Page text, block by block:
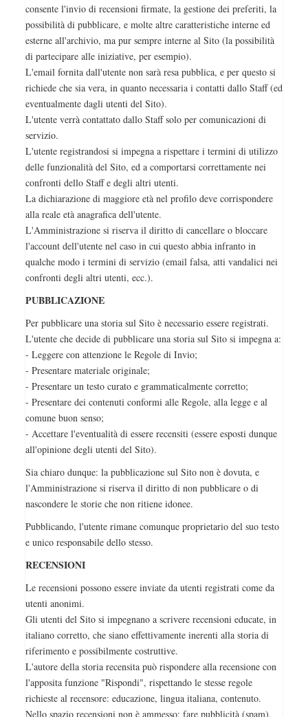
consente l'invio di recensioni firmate, la gestione dei preferiti, la
possibilità di pubblicare, e molte altre caratteristiche interne ed
esterne all'archivio, ma pur sempre interne al Sito (la possibilità
di partecipare alle iniziative, per esempio).
L'email fornita dall'utente non sarà resa pubblica, e per questo si
richiede che sia vera, in quanto necessaria i contatti dallo Staff (ed
eventualmente dagli utenti del Sito).
L'utente verrà contattato dallo Staff solo per comunicazioni di
servizio.
L'utente registrandosi si impegna a rispettare i termini di utilizzo
delle funzionalità del Sito, ed a comportarsi correttamente nei
confronti dello Staff e degli altri utenti.
La dichiarazione di maggiore età nel profilo deve corrispondere
alla reale età anagrafica dell'utente.
L'Amministrazione si riserva il diritto di cancellare o bloccare
l'account dell'utente nel caso in cui questo abbia infranto in
qualche modo i termini di servizio (email falsa, atti vandalici nei
confronti degli altri utenti, ecc.).
PUBBLICAZIONE
Per pubblicare una storia sul Sito è necessario essere registrati.
L'utente che decide di pubblicare una storia sul Sito si impegna a:
- Leggere con attenzione le Regole di Invio;
- Presentare materiale originale;
- Presentare un testo curato e grammaticalmente corretto;
- Presentare dei contenuti conformi alle Regole, alla legge e al
comune buon senso;
- Accettare l'eventualità di essere recensiti (essere esposti dunque
all'opinione degli utenti del Sito).
Sia chiaro dunque: la pubblicazione sul Sito non è dovuta, e
l'Amministrazione si riserva il diritto di non pubblicare o di
nascondere le storie che non ritiene idonee.
Pubblicando, l'utente rimane comunque proprietario del suo testo
e unico responsabile dello stesso.
RECENSIONI
Le recensioni possono essere inviate da utenti registrati come da
utenti anonimi.
Gli utenti del Sito si impegnano a scrivere recensioni educate, in
italiano corretto, che siano effettivamente inerenti alla storia di
riferimento e possibilmente costruttive.
L'autore della storia recensita può rispondere alla recensione con
l'apposita funzione "Rispondi", rispettando le stesse regole
richieste al recensore: educazione, lingua italiana, contenuto.
Nello spazio recensioni non è ammesso: fare pubblicità (spam),